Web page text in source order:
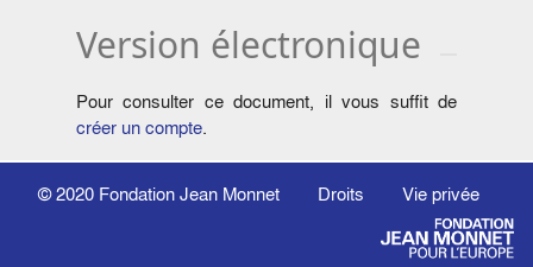
Version électronique
Pour consulter ce document, il vous suffit de
créer un compte.
© 2020 Fondation Jean Monnet Droits Vie privée